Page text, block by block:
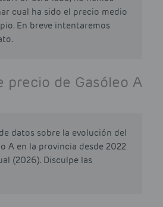
cual ha sido el precio medio
En breve intentaremos
precio de Gasóleo A
datos sobre la evolución del
A en la provincia desde 2022
(2026). Disculpe las